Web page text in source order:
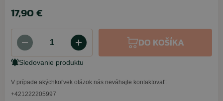
17,90 €
DO KOŠÍKA
Sledovanie produktu
V prípade akýchkoľvek otázok nás neváhajte kontaktovať:
+421222205997